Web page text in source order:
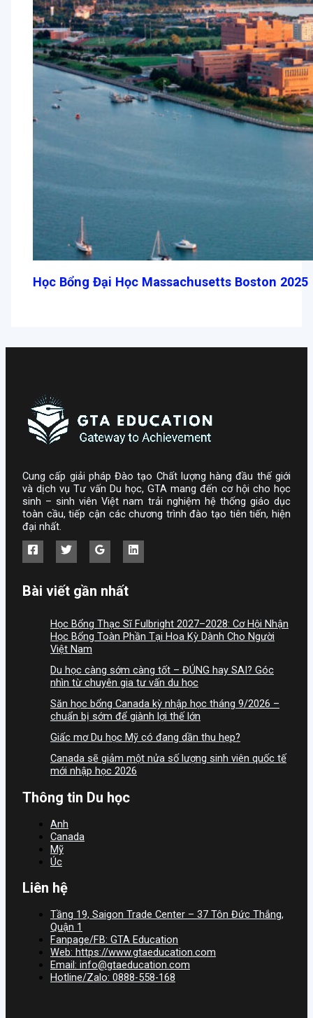
Học Bổng Đại Học Massachusetts Boston 2025
Cung cấp giải pháp Đào tạo Chất lượng hàng đầu thế giới
và dịch vụ Tư vấn Du học, GTA mang đến cơ hội cho học
sinh – sinh viên Việt nam trải nghiệm hệ thống giáo dục
toàn cầu, tiếp cận các chương trình đào tạo tiên tiến, hiện
đại nhất.
Bài viết gần nhất
Học Bổng Thạc Sĩ Fulbright 2027–2028: Cơ Hội Nhận
Học Bổng Toàn Phần Tại Hoa Kỳ Dành Cho Người
Việt Nam
Du học càng sớm càng tốt – ĐÚNG hay SAI? Góc
nhìn từ chuyên gia tư vấn du học
Săn học bổng Canada kỳ nhập học tháng 9/2026 –
chuẩn bị sớm để giành lợi thế lớn
Giấc mơ Du học Mỹ có đang dần thu hẹp?
Canada sẽ giảm một nửa số lượng sinh viên quốc tế
mới nhập học 2026
Thông tin Du học
Anh
Canada
Mỹ
Úc
Liên hệ
Tầng 19, Saigon Trade Center – 37 Tôn Đức Thắng,
Quận 1
Fanpage/FB: GTA Education
Web: https://www.gtaeducation.com
Email: info@gtaeducation.com
Hotline/Zalo: 0888-558-168